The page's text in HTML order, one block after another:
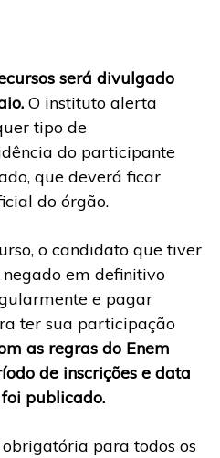
será divulgado
O instituto alerta
tipo de
do participante
que deverá ficar
do órgão.
o candidato que tiver
em definitivo
e pagar
ter sua participação
as regras do Enem
de inscrições e data
publicado.
para todos os